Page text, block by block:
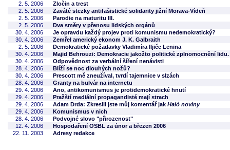
2. 5. 2006
Zločin a trest
2. 5. 2006
Zaváté stezky antifašistické solidarity jižní Morava-Vídeň
2. 5. 2006
Parodie na maturitu III.
2. 5. 2006
Dva směry v přenosu lidských orgánů
30. 4. 2006
Je opravdu každý projev proti komunismu nedemokratický?
30. 4. 2006
Zemřel americký ekonom J. K. Galbraith
2. 5. 2006
Demokratické požadavky Vladimíra Iljiče Lenina
30. 4. 2006
Majid Behrouzi: Demokracie jakožto politické zplnomocnění lidu.
30. 4. 2006
Odpovědnost za verbální šíření nenávisti
28. 4. 2006
Blíží se noc dlouhých nožů?
30. 4. 2006
Prescott mě zneužíval, tvrdí tajemnice v slzách
28. 4. 2006
Granty na bulvár na internetu
29. 4. 2006
Ano, antikomunismus je protidemokratické hnutí
29. 4. 2006
Pražští mediální propagandisté mají strach
29. 4. 2006
Adam Drda: Zkreslil jste můj komentář jak Haló noviny
29. 4. 2006
Komunismus v nich
28. 4. 2006
Podvojné slovo "přirozenost"
12. 4. 2006
Hospodaření OSBL za únor a březen 2006
22. 11. 2003
Adresy redakce